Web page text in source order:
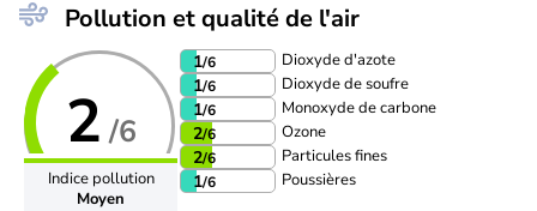
Pollution et qualité de l'air
2 /6
Indice pollution
Moyen
1/6 Dioxyde d'azote
1/6 Dioxyde de soufre
1/6 Monoxyde de carbone
2/6 Ozone
2/6 Particules fines
1/6 Poussières